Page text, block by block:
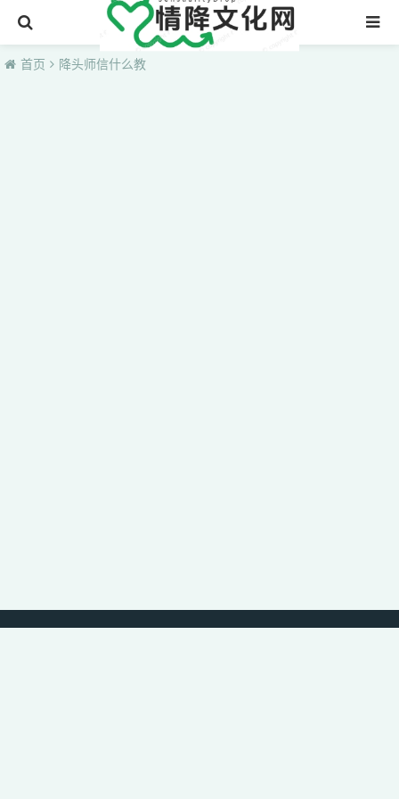
首页
首页 降头师信什么教